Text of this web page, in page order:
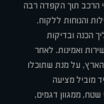
הרכב תוך הקפדה רבה
והנוחות ללקוח.
הכנה ובדיקות
ואמינות. לאחר
הארץ, על מנת שתוכלו
מוביל מציעה
שטח, ממגוון דגמים,